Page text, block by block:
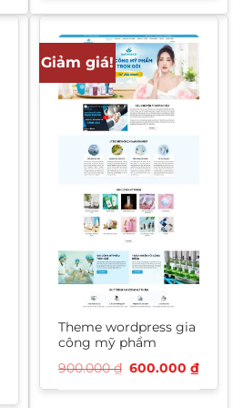
₫.
Giảm giá!
Theme wordpress gia
công mỹ phẩm
900.000₫ Giá
600.000₫Giá
tại